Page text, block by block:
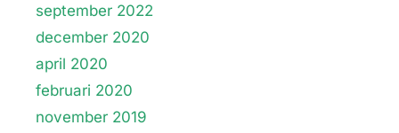
september 2022
december 2020
april 2020
februari 2020
november 2019